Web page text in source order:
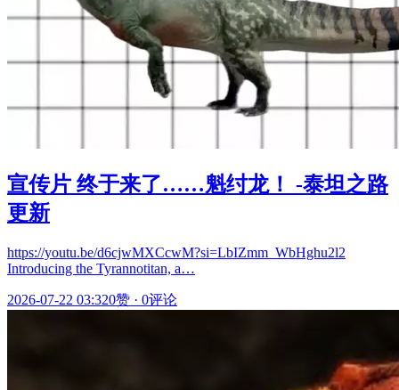
宣传片 终于来了……魁纣龙！ -泰坦之路
更新
https://youtu.be/d6cjwMXCcwM?si=LbIZmm_WbHghu2l2
Introducing the Tyrannotitan, a…
2026-07-22 03:320赞 · 0评论